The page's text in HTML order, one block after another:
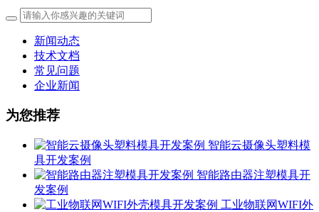
新闻动态
技术文档
常见问题
企业新闻
为您推荐
智能云摄像头塑料模
具开发案例
智能路由器注塑模具开
发案例
工业物联网WIFI外